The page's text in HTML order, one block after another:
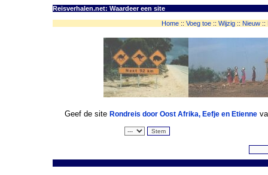
Reisverhalen.net: Waardeer een site
Home:: Voeg toe:: Wijzig:: Nieuw::
Geef de site Rondreis door Oost Afrika, Eefje en Etienne